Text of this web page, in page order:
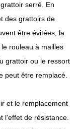
serré. En
des grattoirs de
être évitées, la
rouleau à mailles
grattoir ou le ressort
peut être remplacé.
et le remplacement
l'effet de résistance.